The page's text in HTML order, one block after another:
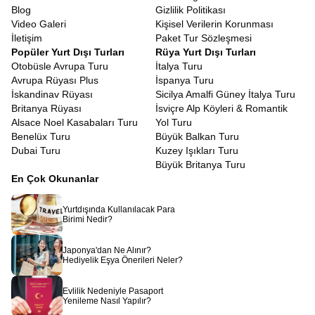
Bali, dünyanın en popüler turizm destinasyonlarından biri olduğu
için vize politikalarını turistleri teşvik edecek şekilde düzenlemiştir.
Bali vizesi turist vizesi
almak, karmaşık evrak işleri gerektirmez.
Güncel uygulamada belirli bir ücret karşılığında havalimanında
vizenizi alabilirsiniz. Ayrıca son dönemde uygulamaya konulan
Turist Vergisi gibi küçük detaylar konusunda da rehberlerimiz sizi
seyahat öncesinde ve sırasında bilgilendirecektir. Amacımız, sizin
sadece anın tadını çıkarmanız, bürokratik detayların keyfinizi
kaçırmasına izin vermemenizdir.
İstanbul Çıkışlı Singapur Malezya Bali Turu
Bu büyüleyici yolculuk, dünyanın en iyi havayolu şirketlerinden biri
olan Türk Hava Yolları ile başlıyor.İstanbul çıkışlı Singapur
Malezya Bali Turu
, direkt uçuş konforuyla veya en uygun
aktarmalarla sizi yormadan hedefinize ulaştırır. İstanbul
Havalimanı’nda buluştuğumuz andan itibaren, Avrupa Rüyasının
profesyonel ekibiyle emin ellerdesiniz. Uzun uçuşların
yoruculuğunu, THY’nin kaliteli hizmeti ve ikramlarıyla minimuma
indiriyoruz. Singapur Changi Havalimanı’na indiğinizde, sizi
bekleyen özel transfer araçlarımızla otele geçiş yapıyor ve
maceraya zinde bir başlangıç yapıyoruz. Tur boyunca tüm
şehirler arası transferler ve uçuşlar tarafımızdan organize edildiği
için size sadece bavulunuzu hazırlayıp hayallerinizin peşinden
Blog
Video Galeri
İletişim
Gizlilik Politikası
Kişisel Verilerin Korunması
Paket Tur Sözleşmesi
Popüler Yurt Dışı Turları
Otobüsle Avrupa Turu
Avrupa Rüyası Plus
İskandinav Rüyası
Britanya Rüyası
Alsace Noel Kasabaları Turu
Benelüx Turu
Dubai Turu
Rüya Yurt Dışı Turları
İtalya Turu
İspanya Turu
Sicilya Amalfi Güney İtalya Turu
İsviçre Alp Köyleri & Romantik
Yol Turu
Büyük Balkan Turu
Kuzey Işıkları Turu
Büyük Britanya Turu
En Çok Okunanlar
Yurtdışında Kullanılacak Para
Birimi Nedir?
Japonya'dan Ne Alınır?
Hediyelik Eşya Önerileri Neler?
Evlilik Nedeniyle Pasaport
Yenileme Nasıl Yapılır?